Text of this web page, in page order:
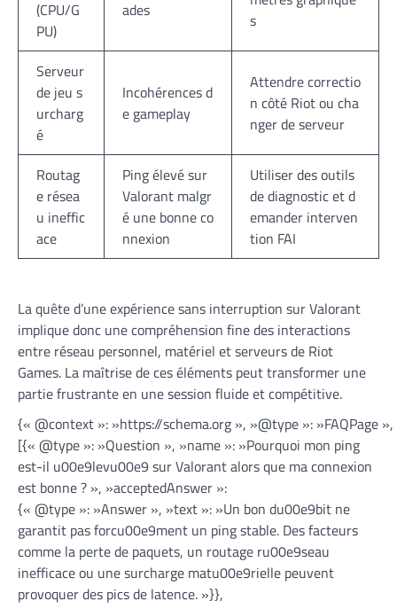
(CPU/G
PU)
ades
s
Serveur
de jeu s
urcharg
é
Incohérences d
e gameplay
Attendre correctio
n côté Riot ou cha
nger de serveur
Routag
e résea
u ineffic
ace
Ping élevé sur
Valorant malgr
é une bonne co
nnexion
Utiliser des outils
de diagnostic et d
emander interven
tion FAI
La quête d’une expérience sans interruption sur Valorant
implique donc une compréhension fine des interactions
entre réseau personnel, matériel et serveurs de Riot
Games. La maîtrise de ces éléments peut transformer une
partie frustrante en une session fluide et compétitive.
{« @context »: »https://schema.org », »@type »: »FAQPage
[{« @type »: »Question », »name »: »Pourquoi mon ping
est-il u00e9levu00e9 sur Valorant alors que ma connexion
est bonne ? », »acceptedAnswer »:
{« @type »: »Answer », »text »: »Un bon du00e9bit ne
garantit pas forcu00e9ment un ping stable. Des facteurs
comme la perte de paquets, un routage ru00e9seau
inefficace ou une surcharge matu00e9rielle peuvent
provoquer des pics de latence. »}},